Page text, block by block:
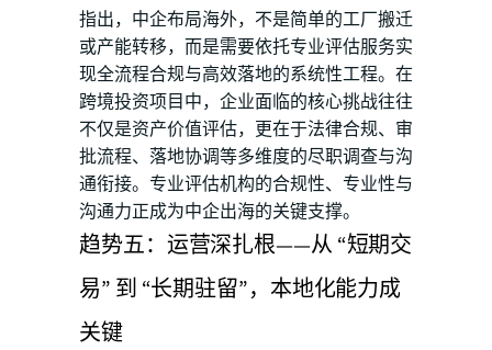
指出，中企布局海外，不是简单的工厂搬迁
或产能转移，而是需要依托专业评估服务实
现全流程合规与高效落地的系统性工程。在
跨境投资项目中，企业面临的核心挑战往往
不仅是资产价值评估，更在于法律合规、审
批流程、落地协调等多维度的尽职调查与沟
通衔接。专业评估机构的合规性、专业性与
沟通力正成为中企出海的关键支撑。
趋势五：运营深扎根——从 “短期交
易” 到 “长期驻留”，本地化能力成
关键